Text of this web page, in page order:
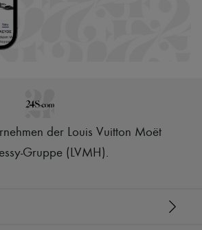
der Louis Vuitton Moët
Gruppe (LVMH).